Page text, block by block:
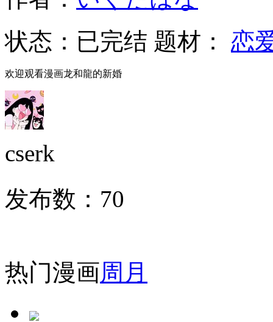
状态： 已完结 题材： 恋
欢迎观看漫画龙和龍的新婚
cserk
发布数： 70
热门漫画周 月